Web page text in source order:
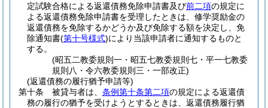
定試験合格による返還債務免除申請書及び前二項の規定に
よる返還債務免除申請書を受理したときは、修学奨励金の
返還債務を免除するかどうか及び免除する額を決定し、免
除通知書(第十号様式)により当該申請者に通知するものと
する。
(昭五二教委規則一・昭五七教委規則七・平一七教委
規則八・令六教委規則三・一部改正)
(返還債務の履行猶予申請等)
第十条
被貸与者は、 条例第十条第二項の規定による返還債
務の履行の猶予を受けようとするときは、返還債務履行猶